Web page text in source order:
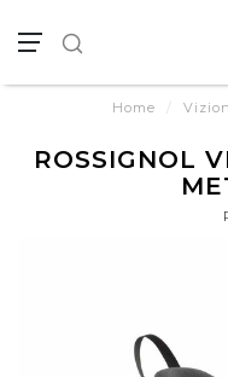
Home /
ROSSIGNOL